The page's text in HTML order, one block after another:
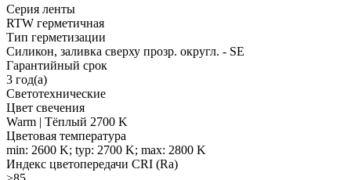
Серия ленты
RTW герметичная
Тип герметизации
Силикон, заливка сверху прозр. округл. - SE
Гарантийный срок
3 год(а)
Светотехнические
Цвет свечения
Warm | Тёплый 2700 K
Цветовая температура
min: 2600 K; typ: 2700 K; max: 2800 K
Индекс цветопередачи CRI (Ra)